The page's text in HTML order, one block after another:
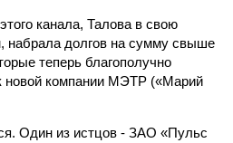
канала, Талова в свою
набрала долгов на сумму свыше
теперь благополучно
новой компании МЭТР («Марий
Один из истцов - ЗАО «Пульс